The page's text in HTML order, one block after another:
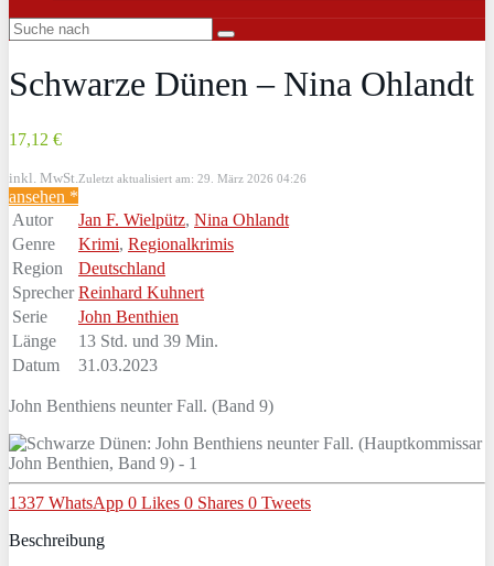
Schwarze Dünen – Nina Ohlandt
17,12 €
inkl. MwSt. Zuletzt aktualisiert am: 29. März 2026 04:26
ansehen *
Autor
Jan F. Wielpütz, Nina Ohlandt
Genre
Krimi, Regionalkrimis
Region
Deutschland
Sprecher Reinhard Kuhnert
Serie
John Benthien
Länge
13 Std. und 39 Min.
Datum
31.03.2023
John Benthiens neunter Fall. (Band 9)
1337 WhatsApp 0 Likes 0 Shares 0 Tweets
Beschreibung